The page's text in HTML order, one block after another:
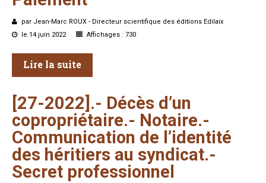
par Jean-Marc ROUX - Directeur scientifique des éditions Edilaix
le 14 juin 2022
Affichages : 730
Lire la suite
[27-2022].- Décès d’un
copropriétaire.- Notaire.-
Communication de l’identité
des héritiers au syndicat.-
Secret professionnel